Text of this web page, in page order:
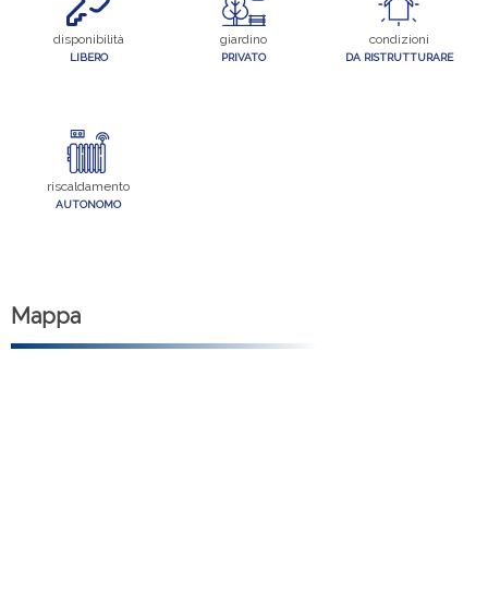
disponibilità
LIBERO
giardino
PRIVATO
condizioni
DA RISTRUTTURARE
riscaldamento
AUTONOMO
Mappa